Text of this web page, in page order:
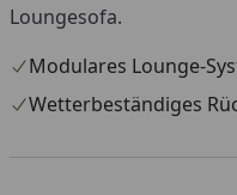
Loungesofa.
Modulares Lounge-
Wetterbeständiges